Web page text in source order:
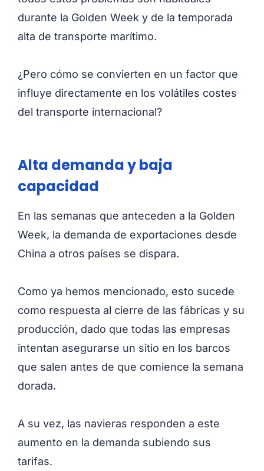
durante la Golden Week y de la temporada
alta de transporte marítimo.
¿Pero cómo se convierten en un factor que
influye directamente en los volátiles costes
del transporte internacional?
Alta demanda y baja
capacidad
En las semanas que anteceden a la Golden
Week, la demanda de exportaciones desde
China a otros países se dispara.
Como ya hemos mencionado, esto sucede
como respuesta al cierre de las fábricas y su
producción, dado que todas las empresas
intentan asegurarse un sitio en los barcos
que salen antes de que comience la semana
dorada.
A su vez, las navieras responden a este
aumento en la demanda subiendo sus
tarifas.